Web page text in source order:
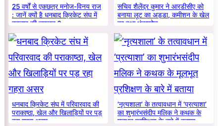
25 वर्षों से एकछत्र मनोज-विनय राज
: जानें क्यों है धनबाद क्रिकेट संघ में
बदलाव की जरूरत ?
सचिव शैलेंद्र कुमार ने आरडीसीए को
बनाया लूट का अड्डा, कमीशन के खेल
का हुआ भंडाफोड़
धनबाद क्रिकेट संघ में परिवारवाद की
पराकाष्ठा, खेल और खिलाड़ियों पर पड़
रहा गहरा असर
‘नृत्यशाला’ के तत्वावधान में ‘प्रत्याशा’
का शुभारंभसंदीप मलिक ने कथक के
मूलभूत प्रशिक्षण के बारे में बताया